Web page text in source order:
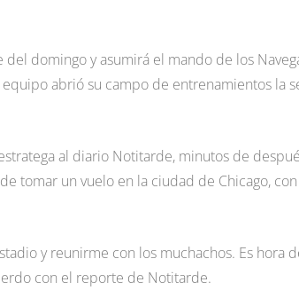
del domingo y asumirá el mando de los
abrió su campo de entrenamientos la
al diario Notitarde, minutos de
tomar un vuelo en la ciudad de Chicago, con
y reunirme con los muchachos. Es hora
con el reporte de Notitarde.